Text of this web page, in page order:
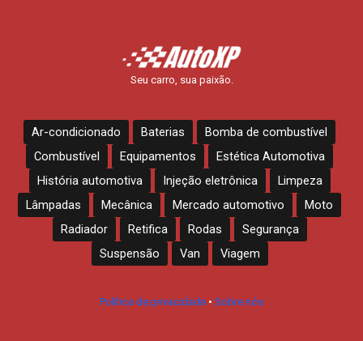
Seu carro, sua paixão.
Ar-condicionado Baterias
Bomba de combustível
Combustível
Equipamentos
Estética Automotiva
História automotiva
Injeção eletrônica
Limpeza
Lâmpadas
Mecânica Mercado automotivo
Moto
Radiador
Retifica Rodas
Segurança
Suspensão
Van Viagem
Política de privacidade • Sobre nós